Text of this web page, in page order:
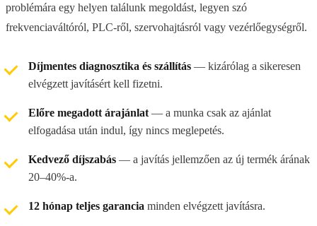
problémára egy helyen találunk megoldást, legyen szó
frekvenciaváltóról, PLC-ről, szervohajtásról vagy vezérlőegységről.
Díjmentes diagnosztika és szállítás — kizárólag a sikeresen
elvégzett javításért kell fizetni.
Előre megadott árajánlat — a munka csak az ajánlat
elfogadása után indul, így nincs meglepetés.
Kedvező díjszabás — a javítás jellemzően az új termék árának
20–40%-a.
12 hónap teljes garancia minden elvégzett javításra.